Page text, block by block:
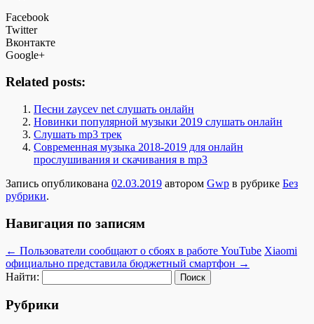
Facebook
Twitter
Вконтакте
Google+
Related posts:
Песни zaycev net слушать онлайн
Новинки популярной музыки 2019 слушать онлайн
Слушать mp3 трек
Современная музыка 2018-2019 для онлайн
прослушивания и скачивания в mp3
Запись опубликована 02.03.2019 автором Gwp в рубрике Без
рубрики.
Навигация по записям
← Пользователи сообщают о сбоях в работе YouTube Xiaomi
официально представила бюджетный смартфон →
Найти:
Рубрики